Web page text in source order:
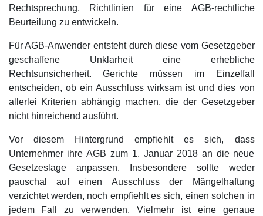
Rechtsprechung, Richtlinien für eine AGB-rechtliche
Beurteilung zu entwickeln.
Für AGB-Anwender entsteht durch diese vom Gesetzgeber
geschaffene Unklarheit eine erhebliche
Rechtsunsicherheit. Gerichte müssen im Einzelfall
entscheiden, ob ein Ausschluss wirksam ist und dies von
allerlei Kriterien abhängig machen, die der Gesetzgeber
nicht hinreichend ausführt.
Vor diesem Hintergrund empfiehlt es sich, dass
Unternehmer ihre AGB zum 1. Januar 2018 an die neue
Gesetzeslage anpassen. Insbesondere sollte weder
pauschal auf einen Ausschluss der Mängelhaftung
verzichtet werden, noch empfiehlt es sich, einen solchen in
jedem Fall zu verwenden. Vielmehr ist eine genaue